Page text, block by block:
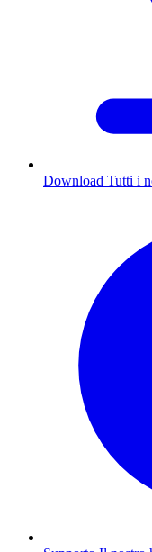
Download Tutti i